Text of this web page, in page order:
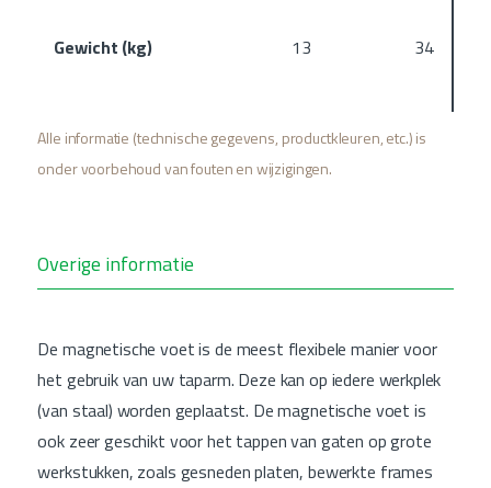
Gewicht (kg) 13 34
Alle informatie (technische gegevens, productkleuren, etc.) is
onder voorbehoud van fouten en wijzigingen.
Overige informatie
De magnetische voet is de meest flexibele manier voor
het gebruik van uw taparm. Deze kan op iedere werkplek
(van staal) worden geplaatst. De magnetische voet is
ook zeer geschikt voor het tappen van gaten op grote
werkstukken, zoals gesneden platen, bewerkte frames